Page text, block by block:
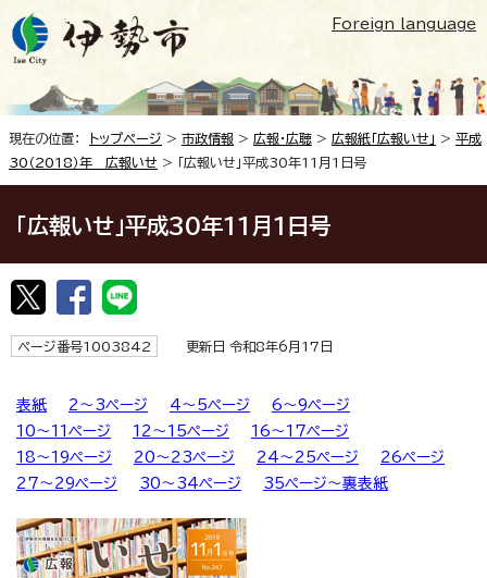
Foreign language
現在の位置： トップページ > 市政情報 > 広報・広聴 > 広報紙「広報いせ」 > 平成
30（2018）年 広報いせ > 「広報いせ」平成30年11月1日号
「広報いせ」平成30年11月1日号
ページ番号1003842 更新日 令和8年6月17日
表紙 2～3ページ 4～5ページ
6～9ページ
10～11ページ
12～15ページ
16～17ページ
18～19ページ
20～23ページ 24～25ページ
26ページ
27～29ページ
30～34ページ 35ページ～裏表紙